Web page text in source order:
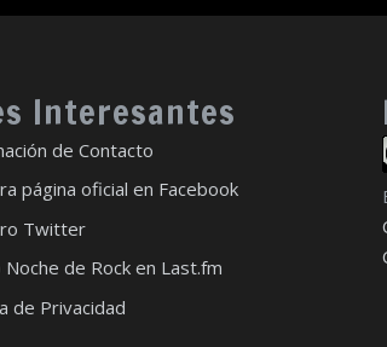
Interesantes
de Contacto
página oficial en Facebook
Twitter
Noche de Rock en Last.fm
de Privacidad